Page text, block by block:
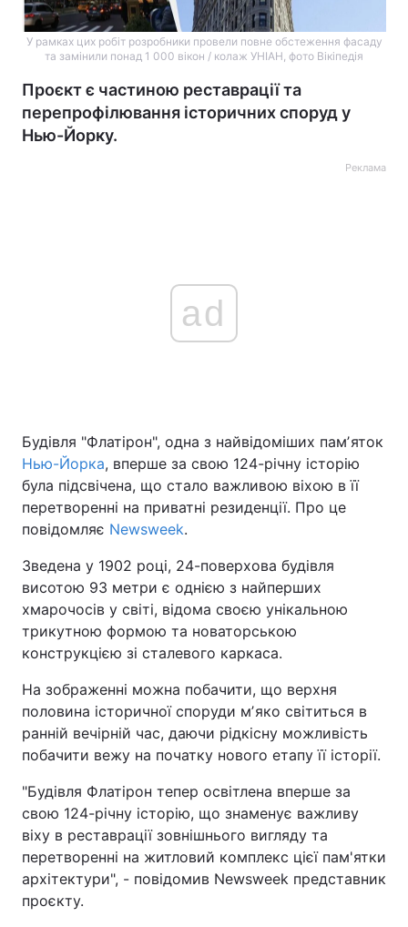
У рамках цих робіт розробники провели повне обстеження фасаду
та замінили понад 1 000 вікон / колаж УНІАН, фото Вікіпедія
Проєкт є частиною реставрації та
перепрофілювання історичних споруд у
Нью-Йорку.
Реклама
ad
Будівля "Флатірон", одна з найвідоміших памʼяток
Нью-Йорка, вперше за свою 124-річну історію
була підсвічена, що стало важливою віхою в її
перетворенні на приватні резиденції. Про це
повідомляє Newsweek.
Зведена у 1902 році, 24-поверхова будівля
висотою 93 метри є однією з найперших
хмарочосів у світі, відома своєю унікальною
трикутною формою та новаторською
конструкцією зі сталевого каркаса.
На зображенні можна побачити, що верхня
половина історичної споруди мʼяко світиться в
ранній вечірній час, даючи рідкісну можливість
побачити вежу на початку нового етапу її історії.
"Будівля Флатірон тепер освітлена вперше за
свою 124-річну історію, що знаменує важливу
віху в реставрації зовнішнього вигляду та
перетворенні на житловий комплекс цієї пам'ятки
архітектури", - повідомив Newsweek представник
проєкту.